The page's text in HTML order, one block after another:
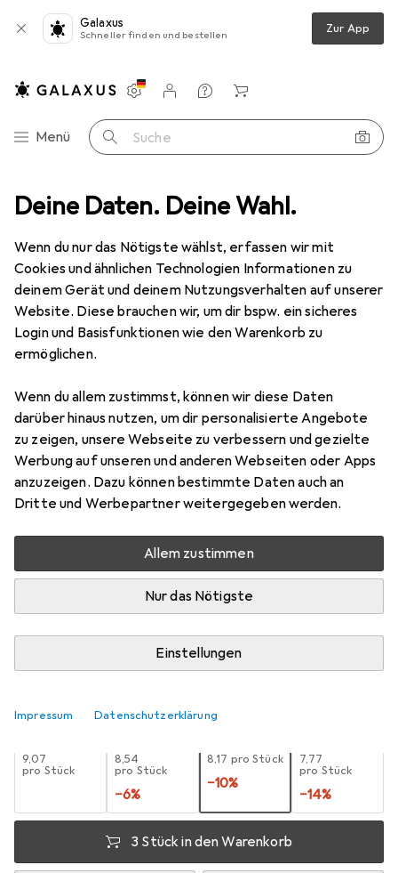
Deine Daten. Deine Wahl.
Wenn du nur das Nötigste wählst, erfassen wir mit
Cookies und ähnlichen Technologien Informationen zu
deinem Gerät und deinem Nutzungsverhalten auf unserer
Website. Diese brauchen wir, um dir bspw. ein sicheres
Login und Basisfunktionen wie den Warenkorb zu
ermöglichen.
Wenn du allem zustimmst, können wir diese Daten
darüber hinaus nutzen, um dir personalisierte Angebote
zu zeigen, unsere Webseite zu verbessern und gezielte
Werbung auf unseren und anderen Webseiten oder Apps
anzuzeigen. Dazu können bestimmte Daten auch an
Dritte und Werbepartner weitergegeben werden.
Allem zustimmen
Nur das Nötigste
Einstellungen
Impressum Datenschutzerklärung
Galaxus
Schneller finden und bestellen Zur App
Navigation nach Kategorien
Menü Suche
Einstellungen
Kundenkonto
Vergleichslisten
Merklisten
Warenkorb
Batterien + Akkus Batterien + Akkus Samsung INR18650-35E
12 Bilder
MENGENRABATT
SamsungINR18650-35E
1 Stk., 18650, 3400 mAh
Preis in EUR inkl. MwSt.
EUR
8,17
Schneller lieferbar
Bewertungen
Mehr von Samsung
Zwischen Do, 13.8. und Sa, 15.8. geliefert
Mehr als 10 Stück an Lager beim Lieferanten
EUR
9,07
pro Stück
EUR
8,54
pro Stück
−6%
EUR
8,17 pro Stück
−10%
EUR
7,77
pro Stück
−14%
3 Stück in den Warenkorb